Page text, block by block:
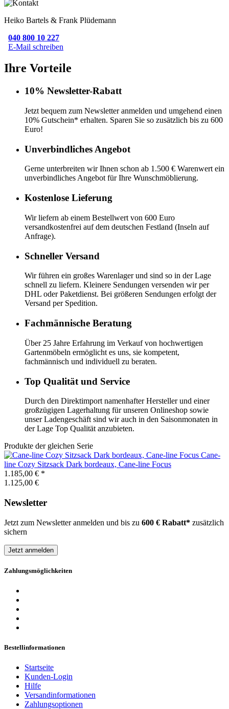
Heiko Bartels & Frank Plüdemann
040 800 10 227
E-Mail schreiben
Ihre Vorteile
10% Newsletter-Rabatt
Jetzt bequem zum Newsletter anmelden und umgehend einen
10% Gutschein* erhalten. Sparen Sie so zusätzlich bis zu 600
Euro!
Unverbindliches Angebot
Gerne unterbreiten wir Ihnen schon ab 1.500 € Warenwert ein
unverbindliches Angebot für Ihre Wunschmöblierung.
Kostenlose Lieferung
Wir liefern ab einem Bestellwert von 600 Euro
versandkostenfrei auf dem deutschen Festland (Inseln auf
Anfrage).
Schneller Versand
Wir führen ein großes Warenlager und sind so in der Lage
schnell zu liefern. Kleinere Sendungen versenden wir per
DHL oder Paketdienst. Bei größeren Sendungen erfolgt der
Versand per Spedition.
Fachmännische Beratung
Über 25 Jahre Erfahrung im Verkauf von hochwertigen
Gartenmöbeln ermöglicht es uns, sie kompetent,
fachmännisch und individuell zu beraten.
Top Qualität und Service
Durch den Direktimport namenhafter Hersteller und einer
großzügigen Lagerhaltung für unseren Onlineshop sowie
unser Ladengeschäft sind wir auch in den Saisonmonaten in
der Lage Top Qualität anzubieten.
Produkte der gleichen Serie
Cane-
line Cozy Sitzsack Dark bordeaux, Cane-line Focus
1.185,00 € *
1.125,00 €
Newsletter
Jetzt zum Newsletter anmelden und bis zu 600 € Rabatt* zusätzlich
sichern
Jetzt anmelden
Zahlungsmöglichkeiten
Bestellinformationen
Startseite
Kunden-Login
Hilfe
Versandinformationen
Zahlungsoptionen